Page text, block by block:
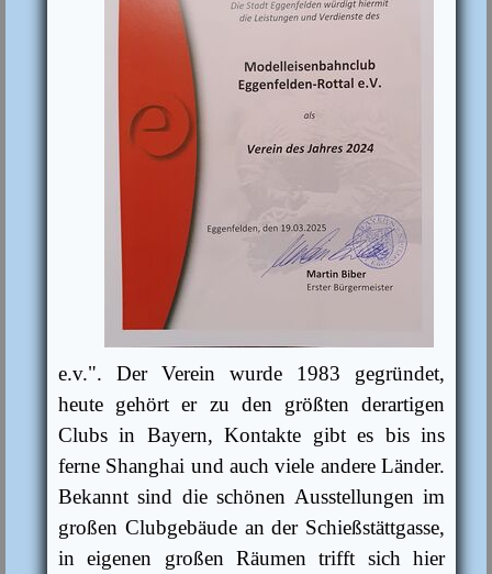
e.v.". Der Verein wurde 1983 gegründet,
heute gehört er zu den größten derartigen
Clubs in Bayern, Kontakte gibt es bis ins
ferne Shanghai und auch viele andere Länder.
Bekannt sind die schönen Ausstellungen im
großen Clubgebäude an der Schießstättgasse,
in eigenen großen Räumen trifft sich hier